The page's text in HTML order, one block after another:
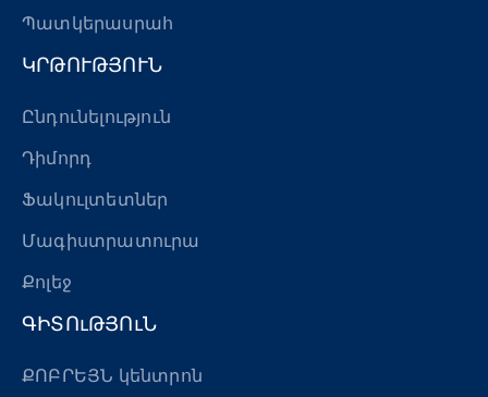
Պատկերասրահ
ԿՐԹՈՒԹՅՈՒՆ
Ընդունելություն
Դիմորդ
Ֆակուլտետներ
Մագիստրատուրա
Քոլեջ
ԳԻՏՈւԹՅՈւՆ
ՔՈԲՐԵՅՆ կենտրոն